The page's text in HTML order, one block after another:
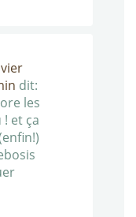
dit:
les
et ça